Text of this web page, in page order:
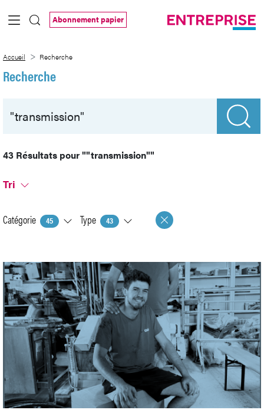
Saut au contenu principal
Abonnement papier
Accueil Recherche
Recherche
43 Résultats pour""transmission""
Tri
Catégorie 45 Type 43